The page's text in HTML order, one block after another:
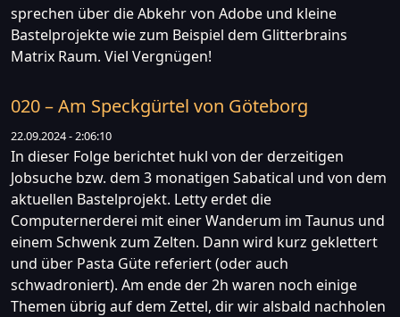
sprechen über die Abkehr von Adobe und kleine
Bastelprojekte wie zum Beispiel dem Glitterbrains
Matrix Raum. Viel Vergnügen!
020 – Am Speckgürtel von Göteborg
22.09.2024 - 2:06:10
In dieser Folge berichtet hukl von der derzeitigen
Jobsuche bzw. dem 3 monatigen Sabatical und von dem
aktuellen Bastelprojekt. Letty erdet die
Computernerderei mit einer Wanderum im Taunus und
einem Schwenk zum Zelten. Dann wird kurz geklettert
und über Pasta Güte referiert (oder auch
schwadroniert). Am ende der 2h waren noch einige
Themen übrig auf dem Zettel, dir wir alsbald nachholen